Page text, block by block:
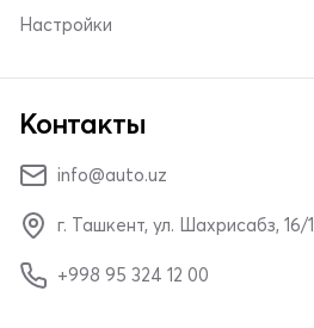
Настройки
Контакты
info@auto.uz
г. Ташкент, ул. Шахрисабз, 16/1
+998 95 324 12 00